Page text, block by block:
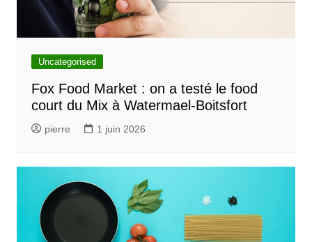
Uncategorised
Fox Food Market : on a testé le food
court du Mix à Watermael-Boitsfort
pierre 1 juin 2026